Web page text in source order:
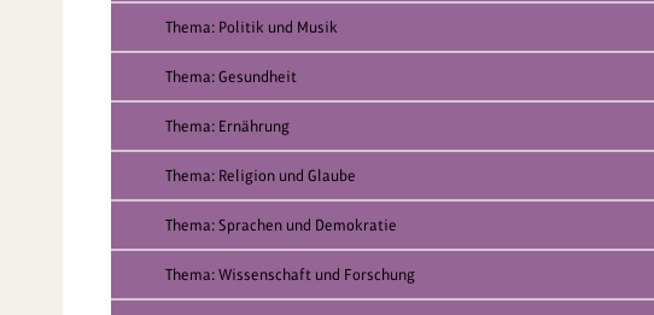
Thema: Politik und Musik
Thema: Gesundheit
Thema: Ernährung
Thema: Religion und Glaube
Thema: Sprachen und Demokratie
Thema: Wissenschaft und Forschung